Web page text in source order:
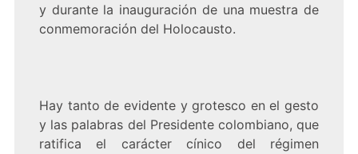
y durante la inauguración de una muestra de
conmemoración del Holocausto.
Hay tanto de evidente y grotesco en el gesto
y las palabras del Presidente colombiano, que
ratifica el carácter cínico del régimen